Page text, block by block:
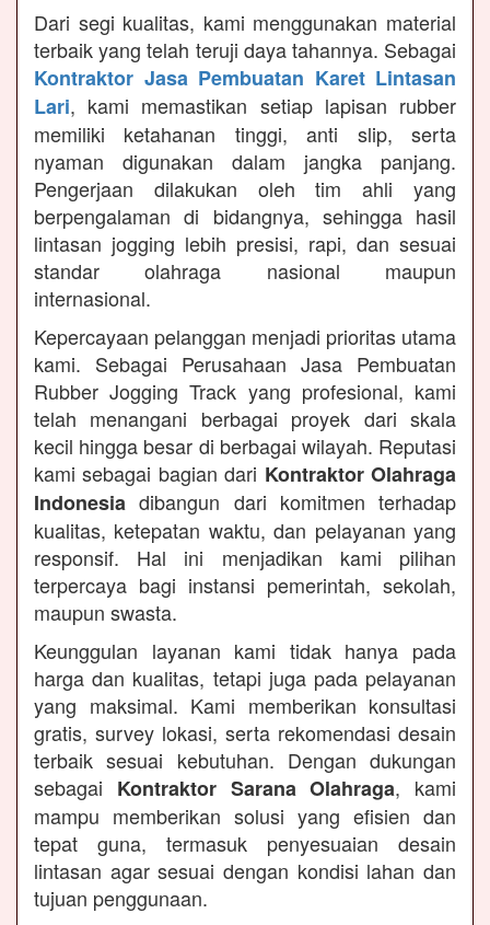
Dari segi kualitas, kami menggunakan material
terbaik yang telah teruji daya tahannya. Sebagai
Kontraktor Jasa Pembuatan Karet Lintasan
Lari, kami memastikan setiap lapisan rubber
memiliki ketahanan tinggi, anti slip, serta
nyaman digunakan dalam jangka panjang.
Pengerjaan dilakukan oleh tim ahli yang
berpengalaman di bidangnya, sehingga hasil
lintasan jogging lebih presisi, rapi, dan sesuai
standar olahraga nasional maupun
internasional.
Kepercayaan pelanggan menjadi prioritas utama
kami. Sebagai Perusahaan Jasa Pembuatan
Rubber Jogging Track yang profesional, kami
telah menangani berbagai proyek dari skala
kecil hingga besar di berbagai wilayah. Reputasi
kami sebagai bagian dari Kontraktor Olahraga
Indonesia dibangun dari komitmen terhadap
kualitas, ketepatan waktu, dan pelayanan yang
responsif. Hal ini menjadikan kami pilihan
terpercaya bagi instansi pemerintah, sekolah,
maupun swasta.
Keunggulan layanan kami tidak hanya pada
harga dan kualitas, tetapi juga pada pelayanan
yang maksimal. Kami memberikan konsultasi
gratis, survey lokasi, serta rekomendasi desain
terbaik sesuai kebutuhan. Dengan dukungan
sebagai Kontraktor Sarana Olahraga, kami
mampu memberikan solusi yang efisien dan
tepat guna, termasuk penyesuaian desain
lintasan agar sesuai dengan kondisi lahan dan
tujuan penggunaan.